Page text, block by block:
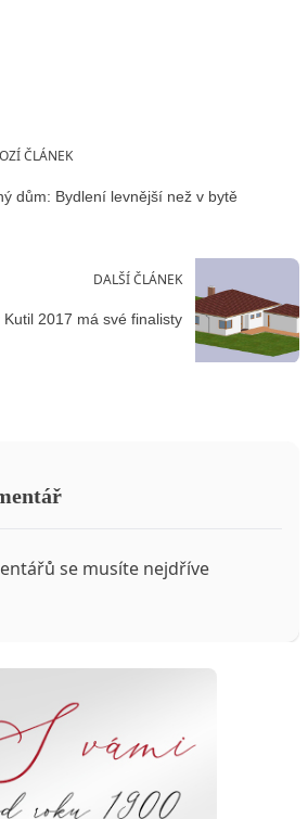
ČLÁNEK
dům: Bydlení levnější než v bytě
DALŠÍ ČLÁNEK
Kutil 2017 má své finalisty
se musíte nejdříve